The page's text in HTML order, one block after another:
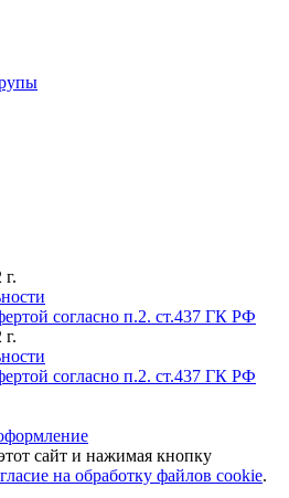
согласно п.2. ст.437 ГК РФ
согласно п.2. ст.437 ГК РФ
сайт и нажимая кнопку
на обработку файлов cookie.